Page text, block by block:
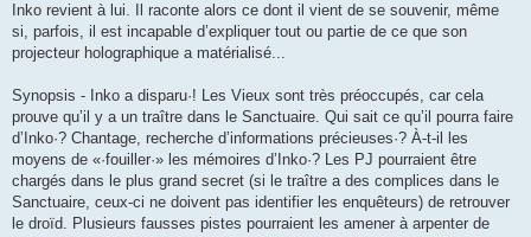
Inko revient à lui. Il raconte alors ce dont il vient de se souvenir, même
si, parfois, il est incapable d’expliquer tout ou partie de ce que son
projecteur holographique a matérialisé...
Synopsis - Inko a disparu·! Les Vieux sont très préoccupés, car cela
prouve qu’il y a un traître dans le Sanctuaire. Qui sait ce qu’il pourra faire
d’Inko·? Chantage, recherche d’informations précieuses·? À-t-il les
moyens de «·fouiller·» les mémoires d’Inko·? Les PJ pourraient être
chargés dans le plus grand secret (si le traître a des complices dans le
Sanctuaire, ceux-ci ne doivent pas identifier les enquêteurs) de retrouver
le droïd. Plusieurs fausses pistes pourraient les amener à arpenter de